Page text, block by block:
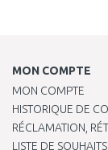
MON COMPTE
MON COMPTE
HISTORIQUE DE
RÉCLAMATION,
LISTE DE SOUHAITS